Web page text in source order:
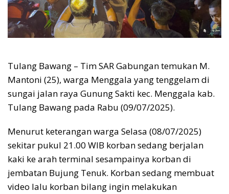
Tulang Bawang – Tim SAR Gabungan temukan M.
Mantoni (25), warga Menggala yang tenggelam di
sungai jalan raya Gunung Sakti kec. Menggala kab.
Tulang Bawang pada Rabu (09/07/2025).
Menurut keterangan warga Selasa (08/07/2025)
sekitar pukul 21.00 WIB korban sedang berjalan
kaki ke arah terminal sesampainya korban di
jembatan Bujung Tenuk. Korban sedang membuat
video lalu korban bilang ingin melakukan